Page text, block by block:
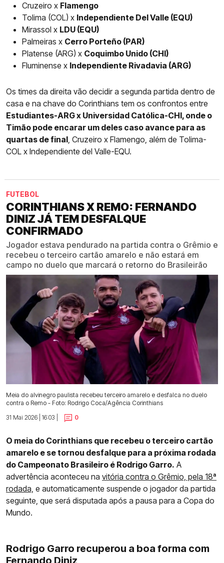
Cruzeiro x Flamengo
Tolima (COL) x Independiente Del Valle (EQU)
Mirassol x LDU (EQU)
Palmeiras x Cerro Porteño (PAR)
Platense (ARG) x Coquimbo Unido (CHI)
Fluminense x Independiente Rivadavia (ARG)
Os times da direita vão decidir a segunda partida dentro de
casa e na chave do Corinthians tem os confrontos entre
Estudiantes-ARG x Universidad Católica-CHI, onde o
Timão pode encarar um deles caso avance para as
quartas de final, Cruzeiro x Flamengo, além de Tolima-
COL x Independiente del Valle-EQU.
FUTEBOL
CORINTHIANS X REMO: FERNANDO
DINIZ JÁ TEM DESFALQUE
CONFIRMADO
Jogador estava pendurado na partida contra o Grêmio e
recebeu o terceiro cartão amarelo e não estará em
campo no duelo que marcará o retorno do Brasileirão
Meia do alvinegro paulista recebeu terceiro amarelo e desfalca no duelo
contra o Remo - Foto: Rodrigo Coca/Agência Corinthians
31 Mai 2026 | 16:03 |
0
O meia do Corinthians que recebeu o terceiro cartão
amarelo e se tornou desfalque para a próxima rodada
do Campeonato Brasileiro é Rodrigo Garro. A
advertência aconteceu na vitória contra o Grêmio, pela 18ª
rodada, e automaticamente suspende o jogador da partida
seguinte, que será disputada após a pausa para a Copa do
Mundo.
Rodrigo Garro recuperou a boa forma com
Fernando Diniz